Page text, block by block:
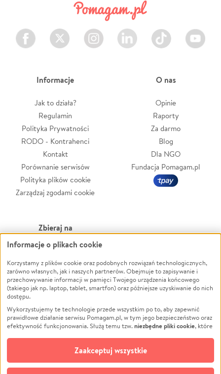
Facebook Twitter Instagram LinkedIn TikTok Youtube
Informacje
Jak to działa?
Regulamin
Polityka Prywatności
RODO - Kontrahenci
Kontakt
Porównanie serwisów
Polityka plików cookie
Zarządzaj zgodami cookie
O nas
Opinie
Raporty
Za darmo
Blog
Dla NGO
Fundacja Pomagam.pl
Zbieraj na
Leczenie
Zwierzęta
Pożar
Ukraina
Pomoc Finansowa
Projekty
Pogrzeb
Społeczność lokalna
Kultura
Powódź
Wichura
NGO
Edukacja
Podróż
Impreza
Ochrona środowiska
Biznes
Informacje o plikach cookie
Korzystamy z plików cookie oraz podobnych rozwiązań technologicznych,
zarówno własnych, jak i naszych partnerów. Obejmuje to zapisywanie i
przechowywanie informacji w pamięci Twojego urządzenia końcowego
(takiego jak np. laptop, tablet, smartfon) oraz późniejsze uzyskiwanie do nich
dostępu.
Wykorzystujemy te technologie przede wszystkim po to, aby zapewnić
prawidłowe działanie serwisu Pomagam.pl, w tym jego bezpieczeństwo oraz
efektywność funkcjonowania. Służą temu tzw.niezbędne pliki cookie, które
opcjonalnych plików cookie
technologii do celów analitycznych i retargetingowych. Możesz wyrazić
zgodę na ich stosowanie lub jej odmówić. W dowolnym momencie masz
Zaakceptuj wszystkie